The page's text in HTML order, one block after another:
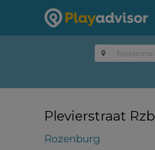
Plevierstraat Rzb
Rozenburg